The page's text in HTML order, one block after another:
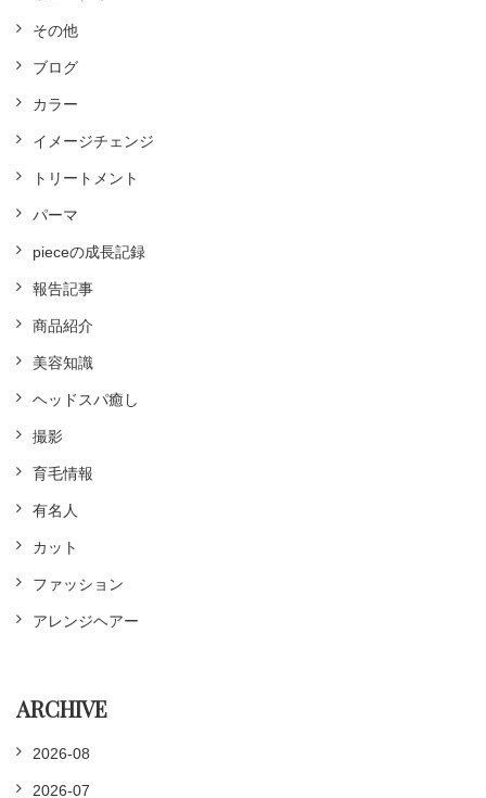
その他
ブログ
カラー
イメージチェンジ
トリートメント
パーマ
pieceの成長記録
報告記事
商品紹介
美容知識
ヘッドスパ癒し
撮影
育毛情報
有名人
カット
ファッション
アレンジヘアー
ARCHIVE
2026-08
2026-07